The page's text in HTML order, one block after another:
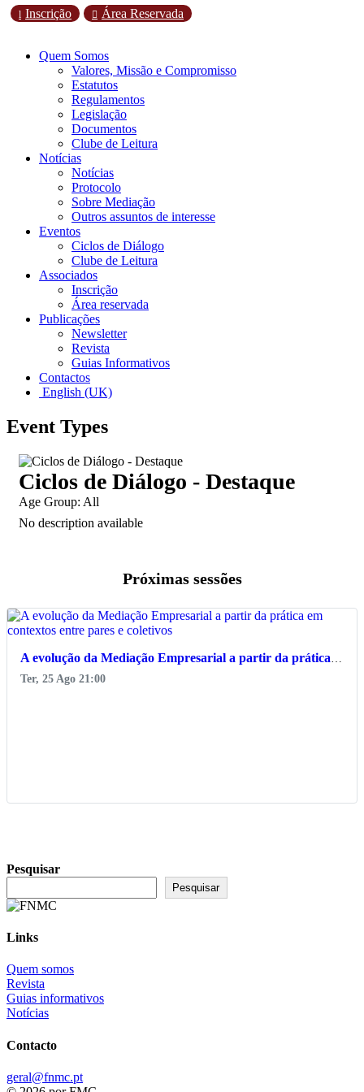
l Inscrição  Área Reservada
Quem Somos
Valores, Missão e Compromisso
Estatutos
Regulamentos
Legislação
Documentos
Clube de Leitura
Notícias
Notícias
Protocolo
Sobre Mediação
Outros assuntos de interesse
Eventos
Ciclos de Diálogo
Clube de Leitura
Associados
Inscrição
Área reservada
Publicações
Newsletter
Revista
Guias Informativos
Contactos
English (UK)
Event Types
Ciclos de Diálogo - Destaque
Age Group: All
No description available
Próximas sessões
Ter, 25 Ago 21:00
Pesquisar
Pesquisar
Links
Quem somos
Revista
Guias informativos
Notícias
Contacto
geral@fnmc.pt